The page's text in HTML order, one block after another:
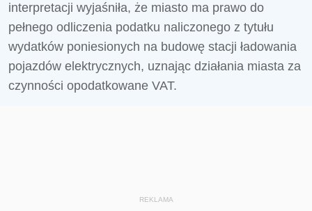
interpretacji wyjaśniła, że miasto ma prawo do
pełnego odliczenia podatku naliczonego z tytułu
wydatków poniesionych na budowę stacji ładowania
pojazdów elektrycznych, uznając działania miasta za
czynności opodatkowane VAT.
REKLAMA